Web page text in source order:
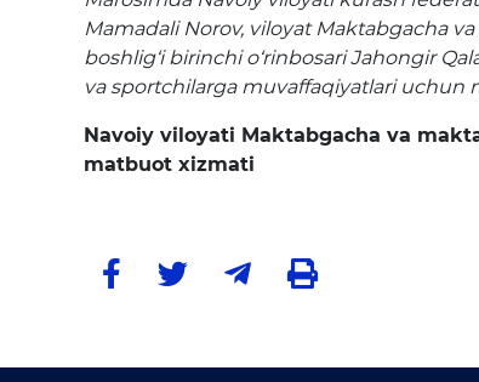
Mamadali Norov, viloyat Maktabgacha
boshlig‘i birinchi o‘rinbosari Jahongir
va sportchilarga muvaffaqiyatlari uchun
Navoiy viloyati Maktabgacha va
matbuot xizmati